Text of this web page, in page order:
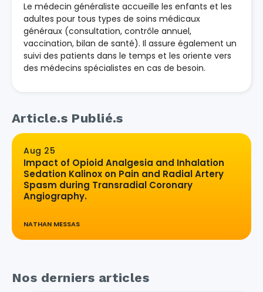
Le médecin généraliste accueille les enfants et les
adultes pour tous types de soins médicaux
généraux (consultation, contrôle annuel,
vaccination, bilan de santé). Il assure également un
suivi des patients dans le temps et les oriente vers
des médecins spécialistes en cas de besoin.
Article.s Publié.s
Aug 25
Impact of Opioid Analgesia and Inhalation
Sedation Kalinox on Pain and Radial Artery
Spasm during Transradial Coronary
Angiography.
NATHAN MESSAS
Nos derniers articles